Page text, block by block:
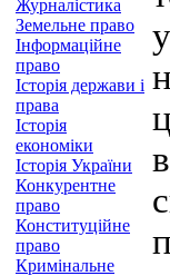
Журналістика
Земельне право
Інформаційне
право
Історія держави і
права
Історія
економіки
Історія України
Конкурентне
право
Конституційне
право
Кримінальне